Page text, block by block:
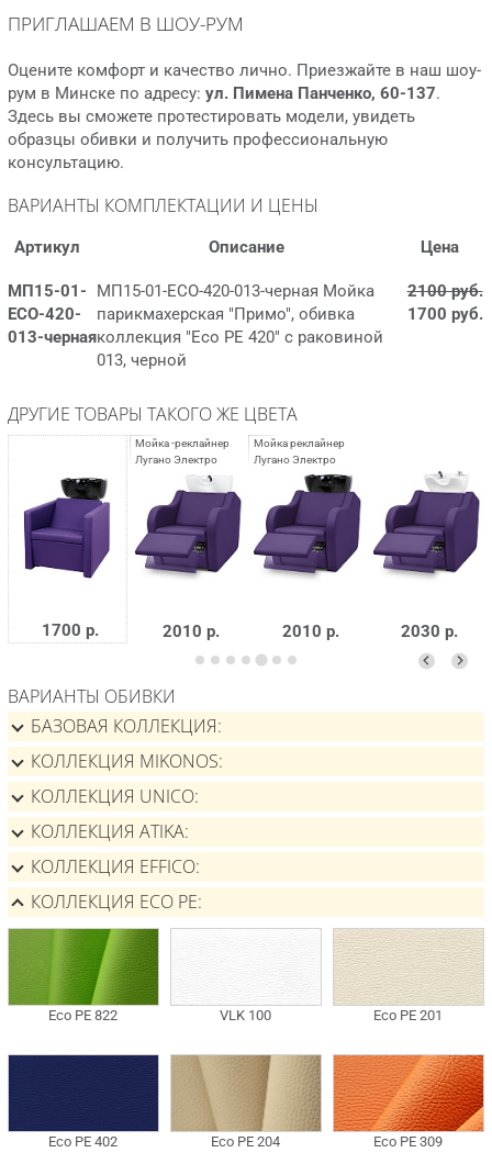
ПРИГЛАШАЕМ В ШОУ-РУМ
Оцените комфорт и качество лично. Приезжайте в наш шоу-
рум в Минске по адресу: ул. Пимена Панченко, 60-137.
Здесь вы сможете протестировать модели, увидеть
образцы обивки и получить профессиональную
консультацию.
ВАРИАНТЫ КОМПЛЕКТАЦИИ И ЦЕНЫ
Артикул Описание Цена
МП15-01-
EСО-420-
013-черная
МП15-01-EСО-420-013-черная Мойка
парикмахерская "Примо", обивка
коллекция "Eco PE 420" с раковиной
013, черной
2100 руб.
1700 руб.
ДРУГИЕ ТОВАРЫ ТАКОГО ЖЕ ЦВЕТА
1700 р. 2010 р. 2010 р. 2030 р.
ВАРИАНТЫ ОБИВКИ
БАЗОВАЯ КОЛЛЕКЦИЯ
КОЛЛЕКЦИЯ MIKONOS
КОЛЛЕКЦИЯ UNICO
КОЛЛЕКЦИЯ ATIKA
КОЛЛЕКЦИЯ EFFICO
КОЛЛЕКЦИЯ ECO PE